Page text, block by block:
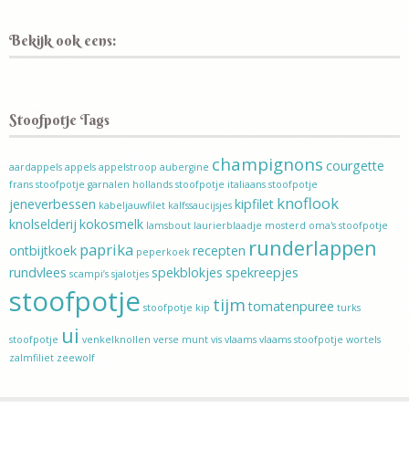
Bekijk ook eens:
Stoofpotje Tags
aardappels appels appelstroop aubergine champignons courgette
frans stoofpotje garnalen hollands stoofpotje italiaans stoofpotje
jeneverbessen kabeljauwfilet kalfssaucijsjes kipfilet knoflook
knolselderij kokosmelk lamsbout laurierblaadje mosterd oma's stoofpotje
ontbijtkoek paprika peperkoek recepten runderlappen
rundvlees scampi’s sjalotjes spekblokjes spekreepjes
stoofpotje stoofpotje kip tijm tomatenpuree turks
stoofpotje ui venkelknollen verse munt vis vlaams vlaams stoofpotje wortels
zalmfiliet zeewolf